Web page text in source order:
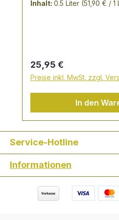
Ingwerlikör pur oder
Inhalt: 0.5 Liter (51,90 € / 1
Regulärer Preis:
25,95 €
Preise inkl. MwSt. zzgl.
In den
Service-Hotline
Informationen